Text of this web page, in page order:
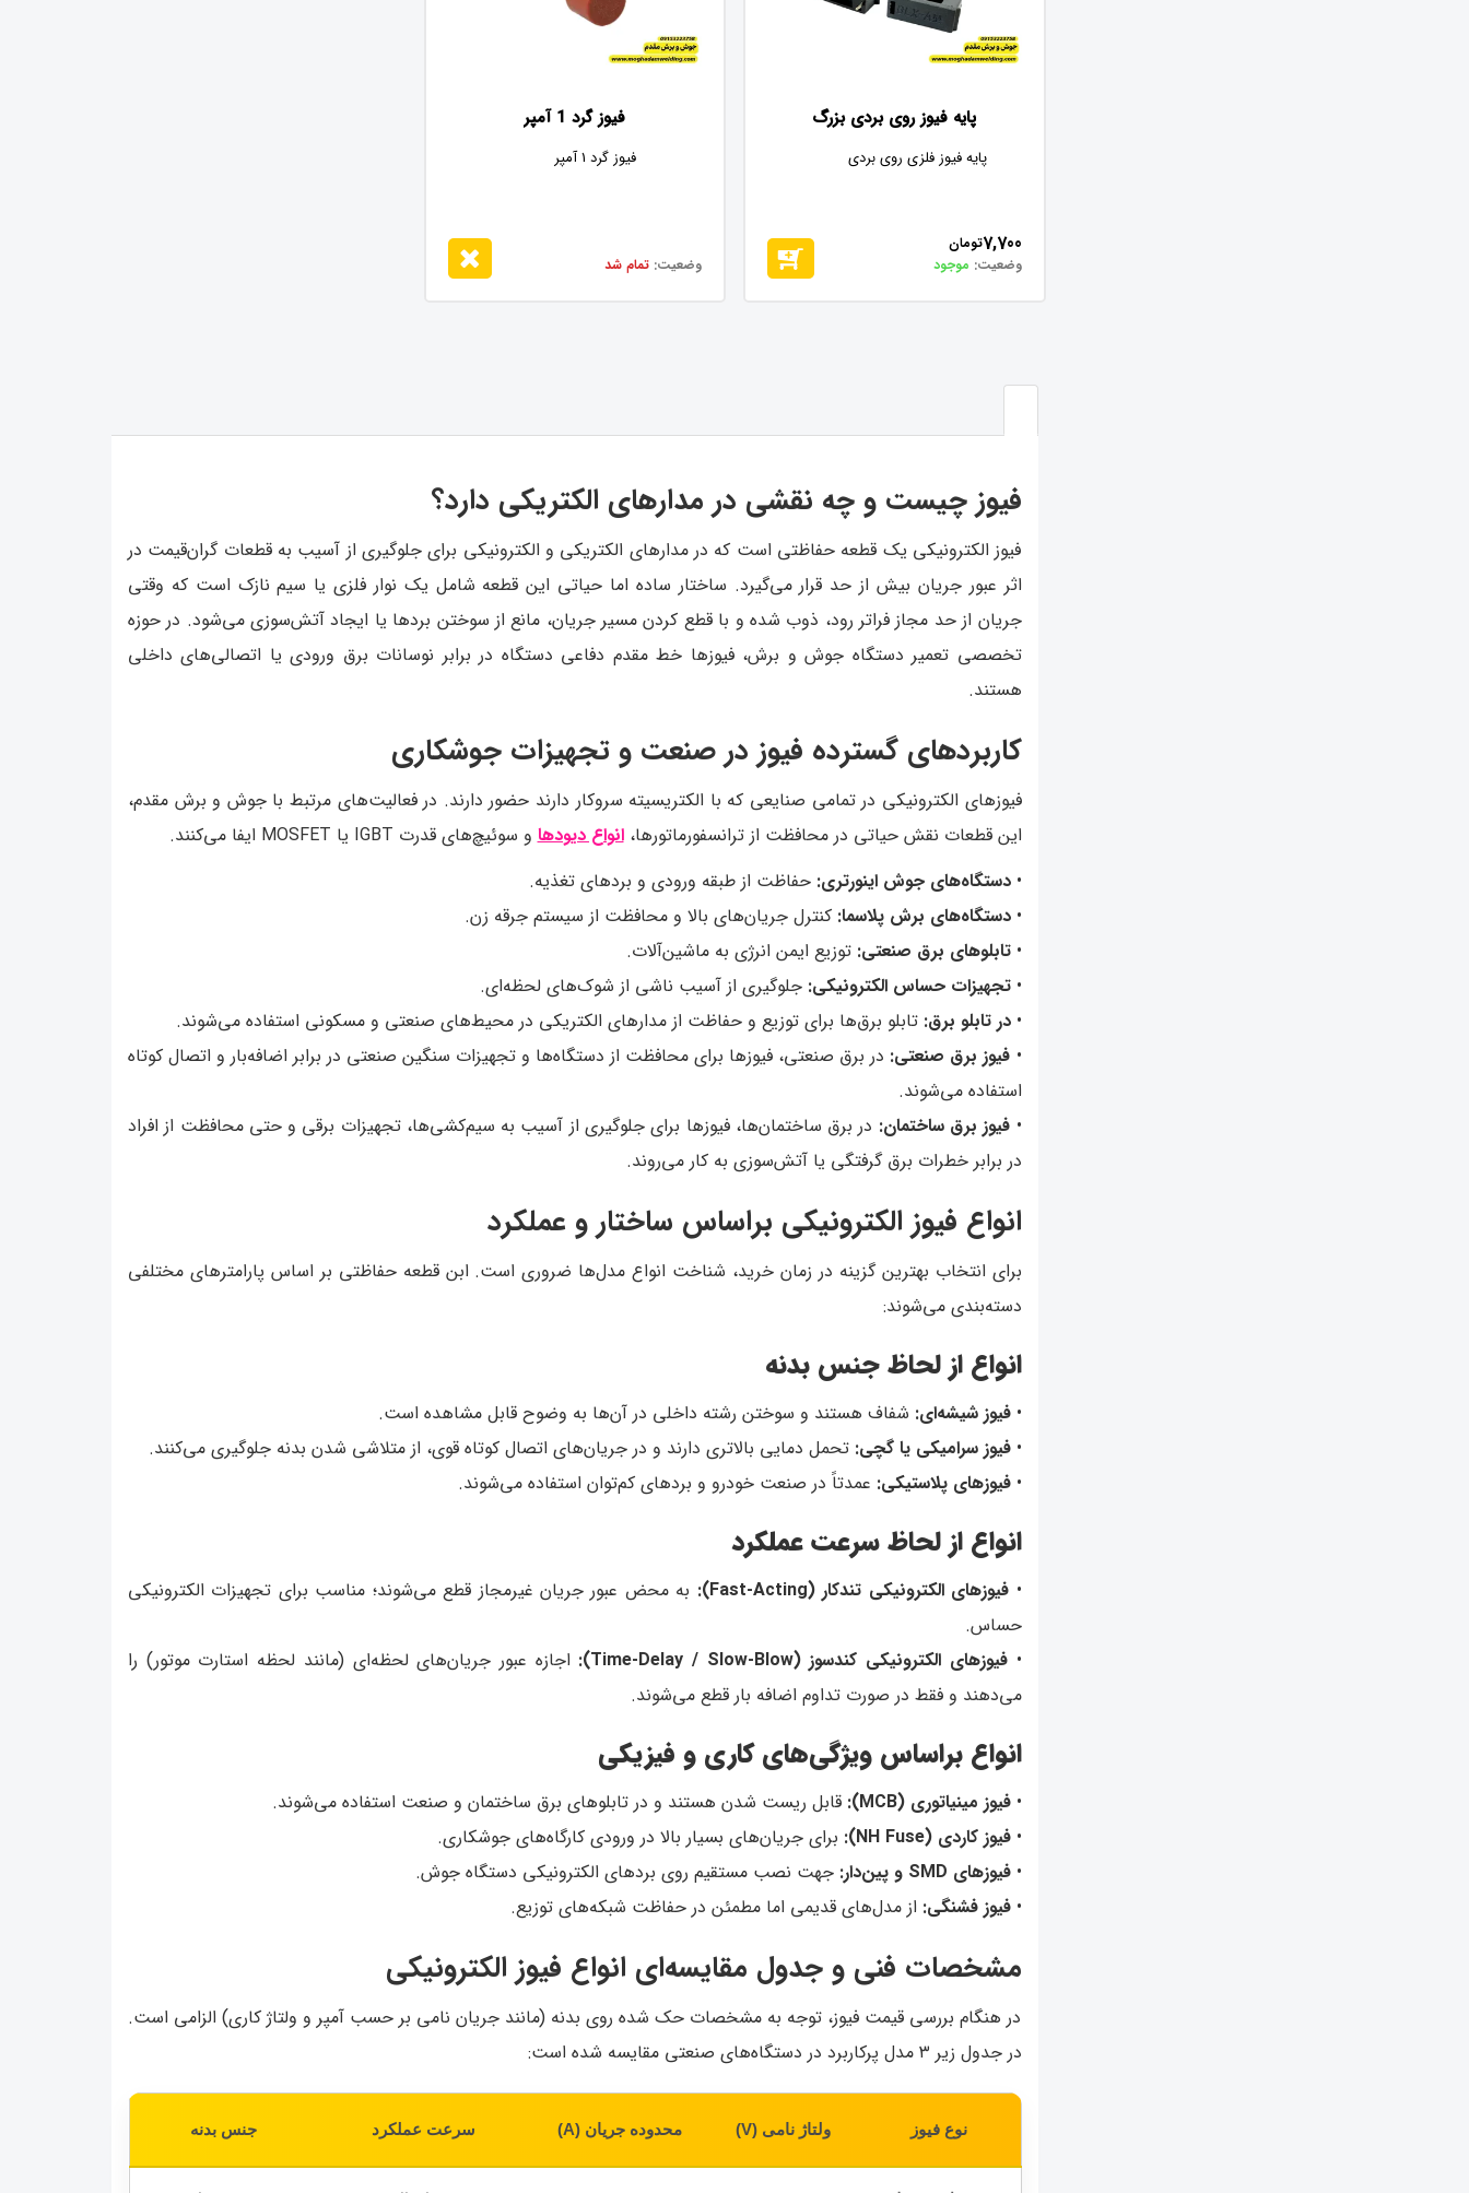
پایه فیوز روی بردی بزرگ
پایه فیوز فلزی روی بردی
7,700تومان
وضعیت: موجود
فیوز گرد 1 آمپر
فیوز گرد 1 آمپر
وضعیت: تمام شد
فیوز چیست و چه نقشی در مدارهای الکتریکی دارد؟
فیوز الکترونیکی یک قطعه حفاظتی است که در مدارهای الکتریکی و الکترونیکی برای جلوگیری از آسیب به قطعات گران‌قیمت در
اثر عبور جریان بیش از حد قرار می‌گیرد. ساختار ساده اما حیاتی این قطعه شامل یک نوار فلزی یا سیم نازک است که وقتی
جریان از حد مجاز فراتر رود، ذوب شده و با قطع کردن مسیر جریان، مانع از سوختن بردها یا ایجاد آتش‌سوزی می‌شود. در حوزه
تخصصی تعمیر دستگاه جوش و برش، فیوزها خط مقدم دفاعی دستگاه در برابر نوسانات برق ورودی یا اتصالی‌های داخلی
هستند.
کاربردهای گسترده فیوز در صنعت و تجهیزات جوشکاری
فیوزهای الکترونیکی در تمامی صنایعی که با الکتریسیته سروکار دارند حضور دارند. در فعالیت‌های مرتبط با جوش و برش مقدم،
این قطعات نقش حیاتی در محافظت از ترانسفورماتورها،انواع دیودهاو سوئیچ‌های قدرت IGBT یا MOSFET ایفا می‌کنند.
•دستگاه‌های جوش اینورتری: حفاظت از طبقه ورودی و بردهای تغذیه.
•دستگاه‌های برش پلاسما: کنترل جریان‌های بالا و محافظت از سیستم جرقه زن.
•تابلوهای برق صنعتی:توزیع ایمن انرژی به ماشین‌آلات.
•تجهیزات حساس الکترونیکی:جلوگیری از آسیب ناشی از شوک‌های لحظه‌ای.
•در تابلو برق: تابلو برق‌ها برای توزیع و حفاظت از مدارهای الکتریکی در محیط‌های صنعتی و مسکونی استفاده می‌شوند.
• فیوز برق صنعتی: در برق صنعتی، فیوزها برای محافظت از دستگاه‌ها و تجهیزات سنگین صنعتی در برابر اضافه‌بار و اتصال کوتاه
استفاده می‌شوند.
• فیوز برق ساختمان: در برق ساختمان‌ها، فیوزها برای جلوگیری از آسیب به سیم‌کشی‌ها، تجهیزات برقی و حتی محافظت از افراد
در برابر خطرات برق گرفتگی یا آتش‌سوزی به کار می‌روند.
انواع فیوز الکترونیکی براساس ساختار و عملکرد
برای انتخاب بهترین گزینه در زمان خرید، شناخت انواع مدل‌ها ضروری است. ابن قطعه حفاظتی بر اساس پارامترهای مختلفی
دسته‌بندی می‌شوند:
انواع از لحاظ جنس بدنه
•فیوز شیشه‌ای: شفاف هستند و سوختن رشته داخلی در آن‌ها به وضوح قابل مشاهده است.
•فیوز سرامیکی یا گچی: تحمل دمایی بالاتری دارند و در جریان‌های اتصال کوتاه قوی، از متلاشی شدن بدنه جلوگیری می‌کنند.
•فیوزهای پلاستیکی: عمدتاً در صنعت خودرو و بردهای کم‌توان استفاده می‌شوند.
انواع از لحاظ سرعت عملکرد
• فیوزهای الکترونیکی تندکار (Fast-Acting):
به محض عبور جریان غیرمجاز قطع می‌شوند؛ مناسب برای تجهیزات الکترونیکی
حساس.
•فیوزهای الکترونیکی کندسوز (Time-Delay / Slow-Blow):
اجازه عبور جریان‌های لحظه‌ای (مانند لحظه استارت موتور) را
می‌دهند و فقط در صورت تداوم اضافه بار قطع می‌شوند.
انواع براساس ویژگی‌های کاری و فیزیکی
•فیوز مینیاتوری (MCB):
قابل ریست شدن هستند و در تابلوهای برق ساختمان و صنعت استفاده می‌شوند.
• فیوز کاردی (NH Fuse):
برای جریان‌های بسیار بالا در ورودی کارگاه‌های جوشکاری.
•فیوزهای SMD و پین‌دار:
جهت نصب مستقیم روی بردهای الکترونیکی دستگاه جوش.
•فیوز فشنگی: از مدل‌های قدیمی اما مطمئن در حفاظت شبکه‌های توزیع.
مشخصات فنی و جدول مقایسه‌ای انواع فیوز الکترونیکی
در هنگام بررسی قیمت فیوز، توجه به مشخصات حک شده روی بدنه (مانند جریان نامی بر حسب آمپر و ولتاژ کاری) الزامی است.
در جدول زیر ۳ مدل پرکاربرد در دستگاه‌های صنعتی مقایسه شده است:
نوع فیوز ولتاژ نامی (V) محدوده جریان (A) سرعت عملکرد جنس بدنه